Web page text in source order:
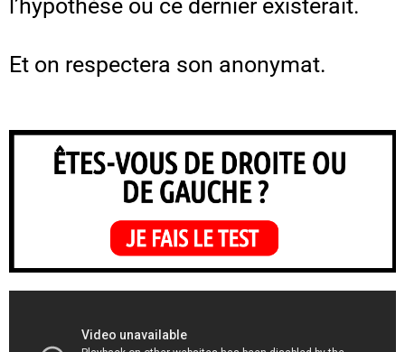
l’hypothèse où ce dernier existerait.
Et on respectera son anonymat.